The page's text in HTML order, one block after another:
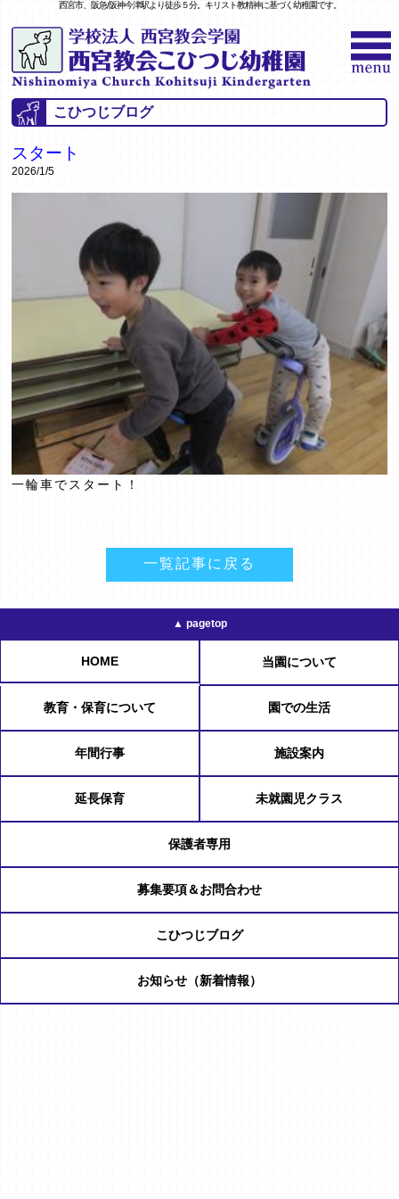
西宮市、阪急/阪神今津駅より徒歩５分。キリスト教精神に基づく幼稚園です。
こひつじブログ
スタート
2026/1/5
一輪車でスタート！
一覧記事に戻る
▲ pagetop
HOME 当園について
教育・保育について 園での生活
年間行事 施設案内
延長保育 未就園児クラス
保護者専用
募集要項＆お問合わせ
こひつじブログ
お知らせ（新着情報）